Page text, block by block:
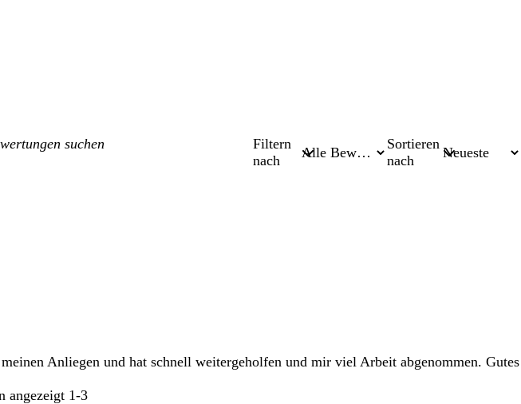
Filtern
nach
Sortieren
nach
Anliegen und hat schnell weitergeholfen und mir viel Arbeit abgenommen. Gutes
angezeigt 1-3